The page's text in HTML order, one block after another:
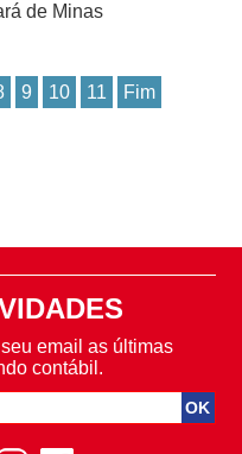
de Minas
9 10 11 Fim
email as últimas
contábil.